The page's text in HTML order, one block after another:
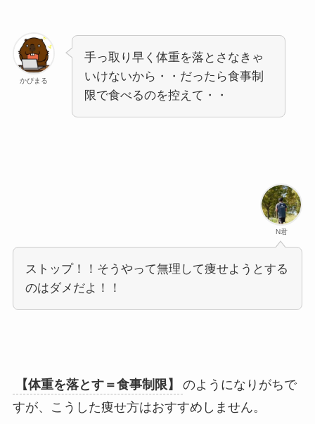
かぴまる
手っ取り早く体重を落とさなきゃ
いけないから・・だったら食事制
限で食べるのを控えて・・
N君
ストップ！！そうやって無理して痩せようとする
のはダメだよ！！
【体重を落とす＝食事制限】
のようになりがちで
すが、こうした痩せ方はおすすめしません。